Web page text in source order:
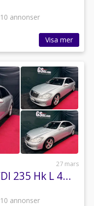
10 annonser
Visa mer
27 mars
Mercedes-Benz S 320 CDI 235 Hk L 4MATIC 7G SVSÅLD
10 annonser